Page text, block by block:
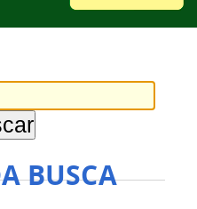
BUSCA